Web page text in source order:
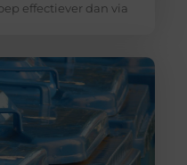
effectiever dan via